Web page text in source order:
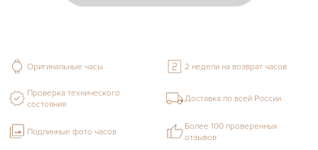
Оригинальные часы 2 недели на возврат часов
Проверка технического
состояния
Доставка по всей России
Подлинные фото часов
Более 100 проверенных
отзывов